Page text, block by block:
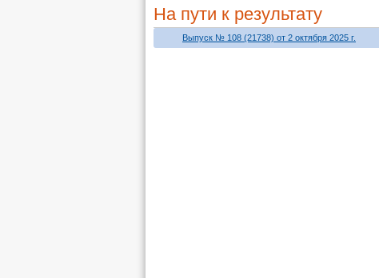
На пути к результату
Выпуск № 108 (21738) от 2 октября 2025 г.